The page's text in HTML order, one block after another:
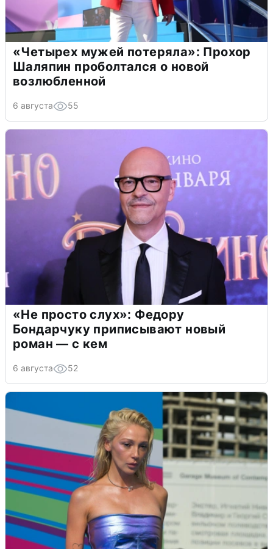
«Четырех мужей потеряла»: Прохор
Шаляпин проболтался о новой
возлюбленной
6 августа 55
«Не просто слух»: Федору
Бондарчуку приписывают новый
роман — с кем
6 августа 52